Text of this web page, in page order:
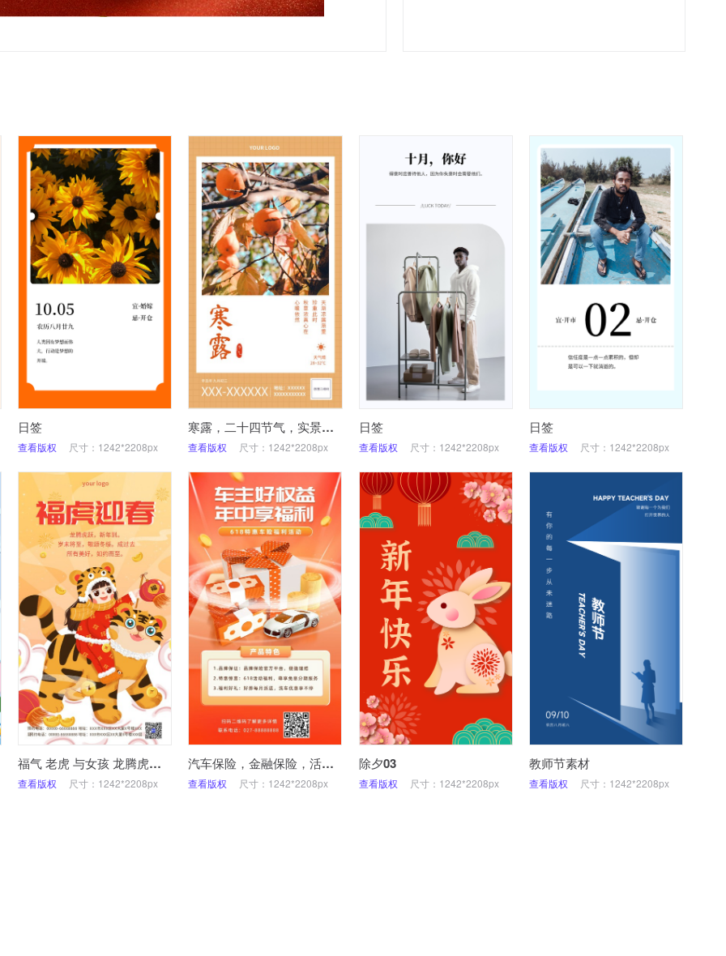
日签
查看版权 尺寸：1242*2208px
寒露，二十四节气，实景，柿子
查看版权 尺寸：1242*2208px
日签
查看版权 尺寸：1242*2208px
日签
查看版权 尺寸：1242*2208px
福气 老虎 与女孩 龙腾虎跃，新年到 2022
查看版权 尺寸：1242*2208px
汽车保险，金融保险，活动促销，福利营销，手机海报
查看版权 尺寸：1242*2208px
除夕03
查看版权 尺寸：1242*2208px
教师节素材
查看版权 尺寸：1242*2208px